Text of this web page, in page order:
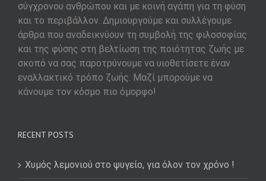
σύγχρονου ανθρώπου και με κοινή αγάπη για τη φύση
και το περιβάλλον. Δημιουργούμε και συλλέγουμε
άρθρα που αναδεικνύουν τη συμβολή της φιλοσοφίας
και της φύσης στη βελτίωση της ποιότητας ζωής με
σκοπό να σας παροτρύνουμε να υιοθετίσετε έναν
εναλλακτικό τρόπο ζωής. Μαζί μπορούμε να
κάνουμε τον κόσμο πιο όμορφο!
RECENT POSTS
Χυμός λεμονιού στο ψυγείο, για όλον τον χρόνο !